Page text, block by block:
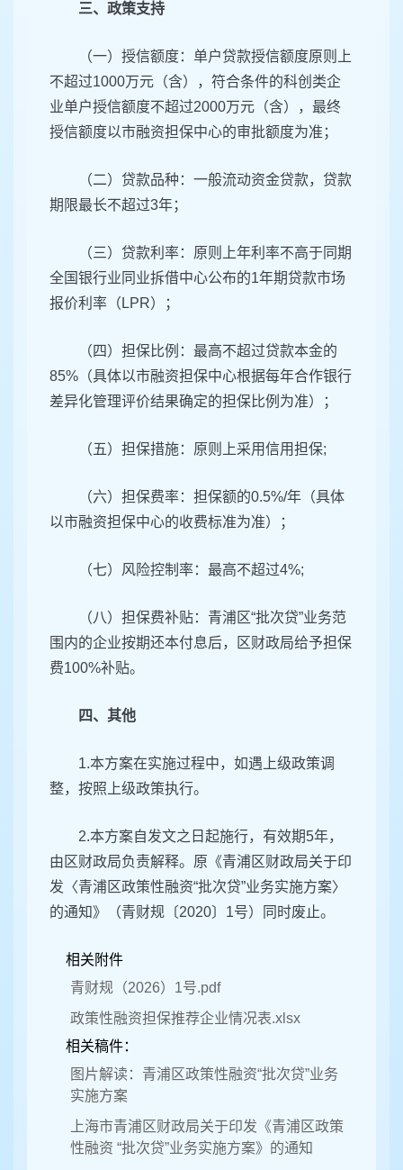
三、政策支持
（一）授信额度：单户贷款授信额度原则上
不超过1000万元（含），符合条件的科创类企
业单户授信额度不超过2000万元（含），最终
授信额度以市融资担保中心的审批额度为准；
（二）贷款品种：一般流动资金贷款，贷款
期限最长不超过3年；
（三）贷款利率：原则上年利率不高于同期
全国银行业同业拆借中心公布的1年期贷款市场
报价利率（LPR）；
（四）担保比例：最高不超过贷款本金的
85%（具体以市融资担保中心根据每年合作银行
差异化管理评价结果确定的担保比例为准）；
（五）担保措施：原则上采用信用担保;
（六）担保费率：担保额的0.5%/年（具体
以市融资担保中心的收费标准为准）；
（七）风险控制率：最高不超过4%;
（八）担保费补贴：青浦区“批次贷”业务范
围内的企业按期还本付息后，区财政局给予担保
费100%补贴。
四、其他
1.本方案在实施过程中，如遇上级政策调
整，按照上级政策执行。
2.本方案自发文之日起施行，有效期5年，
由区财政局负责解释。原《青浦区财政局关于印
发〈青浦区政策性融资“批次贷”业务实施方案〉
的通知》（青财规〔2020〕1号）同时废止。
相关附件
青财规（2026）1号.pdf
政策性融资担保推荐企业情况表.xlsx
相关稿件：
图片解读：青浦区政策性融资“批次贷”业务
实施方案
上海市青浦区财政局关于印发《青浦区政策
性融资 “批次贷”业务实施方案》的通知